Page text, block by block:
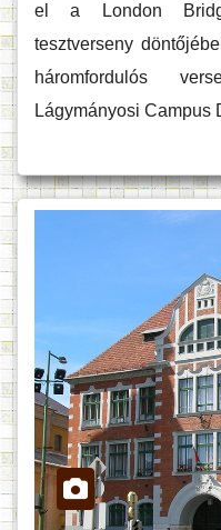
el a London
tesztverseny
háromfordulós
Lágymányosi